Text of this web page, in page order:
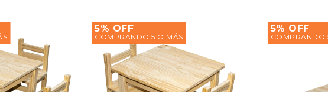
5% OFF
COMPRANDO 5 O MÁS
5% OFF
COMPRANDO